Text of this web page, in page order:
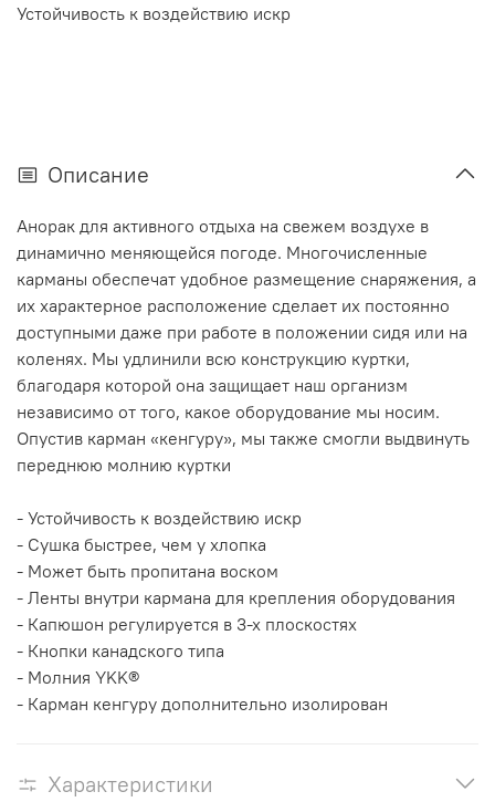
Устойчивость к воздействию искр
Описание
Анорак для активного отдыха на свежем воздухе в
динамично меняющейся погоде. Многочисленные
карманы обеспечат удобное размещение снаряжения, а
их характерное расположение сделает их постоянно
доступными даже при работе в положении сидя или на
коленях. Мы удлинили всю конструкцию куртки,
благодаря которой она защищает наш организм
независимо от того, какое оборудование мы носим.
Опустив карман «кенгуру», мы также смогли выдвинуть
переднюю молнию куртки
- Устойчивость к воздействию искр
- Сушка быстрее, чем у хлопка
- Может быть пропитана воском
- Ленты внутри кармана для крепления оборудования
- Капюшон регулируется в 3-х плоскостях
- Кнопки канадского типа
- Молния YKK®
- Карман кенгуру дополнительно изолирован
Характеристики